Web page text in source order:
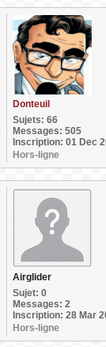
Donteuil
Sujets: 66
Messages: 505
Inscription: 01 Dec
Hors-ligne
Airglider
Sujet: 0
Messages: 2
Inscription: 28 Mar
Hors-ligne